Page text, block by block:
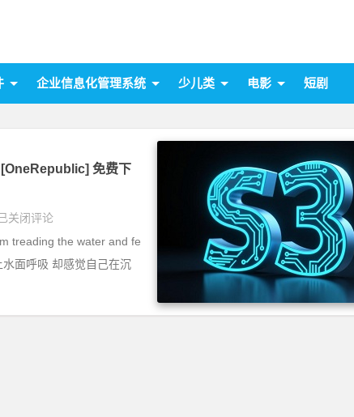
企业信息化管理系统 少儿类 电影 短剧
免费下
关闭评论
treading the water and fe
面呼吸 却感觉自己在沉